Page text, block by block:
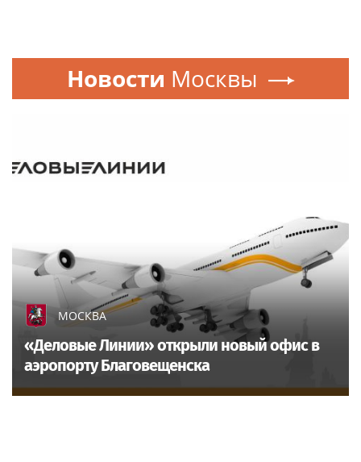
Новости Москвы
МОСКВА
«Деловые Линии» открыли новый офис в
аэропорту Благовещенска